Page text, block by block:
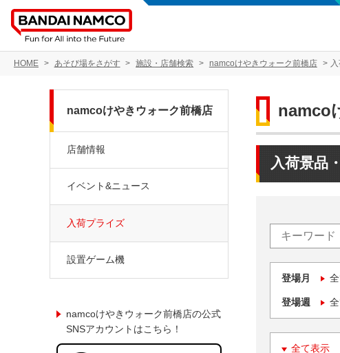
HOME あそび場をさがす 施設・店舗検索 namcoけやきウォーク前橋店
namco
入荷景品
登場月
登場週
全て表示
namcoけやきウォーク前橋店
店舗情報
イベント&ニュース
入荷プライズ
設置ゲーム機
namcoけやきウォーク前橋店の公式
SNSアカウントはこちら！